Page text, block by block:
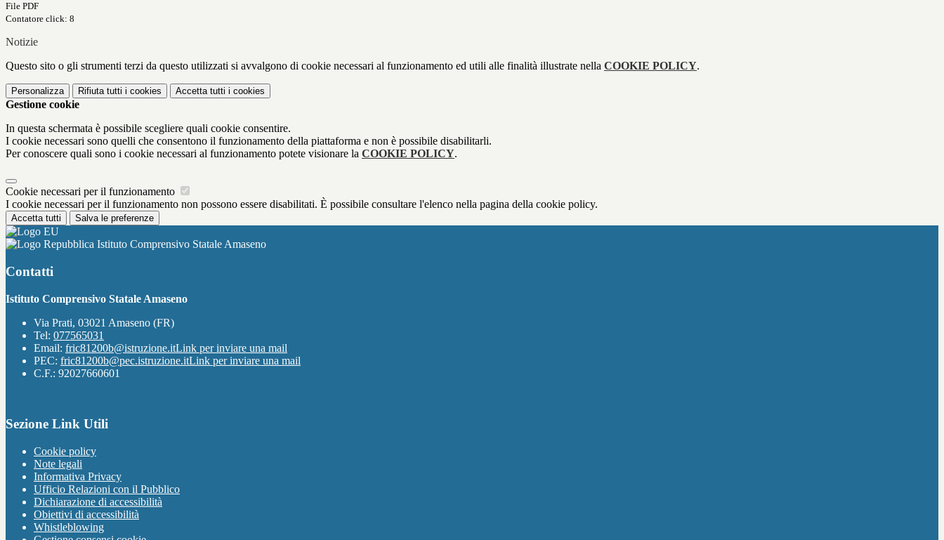
File PDF
Contatore click: 8
Notizie
Questo sito o gli strumenti terzi da questo utilizzati si avvalgono di cookie necessari al funzionamento ed utili alle finalità illustrate nella COOKIE POLICY.
Personalizza Rifiuta tutti i cookies Accetta tutti i cookies
Gestione cookie
In questa schermata è possibile scegliere quali cookie consentire.
I cookie necessari sono quelli che consentono il funzionamento della piattaforma e non è possibile disabilitarli.
Per conoscere quali sono i cookie necessari al funzionamento potete visionare la COOKIE POLICY.
Cookie necessari per il funzionamento
I cookie necessari per il funzionamento non possono essere disabilitati. È possibile consultare l'elenco nella pagina della cookie policy.
Accetta tutti Salva le preferenze
Istituto Comprensivo Statale Amaseno
Contatti
Istituto Comprensivo Statale Amaseno
Via Prati, 03021 Amaseno (FR)
Tel: 077565031
Email: fric81200b@istruzione.itLink per inviare una mail
PEC: fric81200b@pec.istruzione.itLink per inviare una mail
C.F.: 92027660601
Sezione Link Utili
Cookie policy
Note legali
Informativa Privacy
Ufficio Relazioni con il Pubblico
Dichiarazione di accessibilità
Obiettivi di accessibilità
Whistleblowing